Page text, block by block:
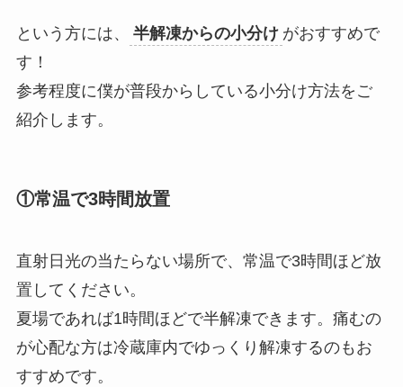
という方には、 半解凍からの小分け がおすすめで
す！
参考程度に僕が普段からしている小分け方法をご
紹介します。
①常温で3時間放置
直射日光の当たらない場所で、常温で3時間ほど放
置してください。
夏場であれば1時間ほどで半解凍できます。痛むの
が心配な方は冷蔵庫内でゆっくり解凍するのもお
すすめです。